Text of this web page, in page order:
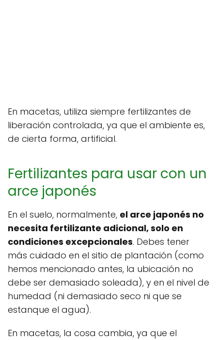
En macetas, utiliza siempre fertilizantes de
liberación controlada, ya que el ambiente es,
de cierta forma, artificial.
Fertilizantes para usar con un
arce japonés
En el suelo, normalmente, el arce japonés no
necesita fertilizante adicional, solo en
condiciones excepcionales. Debes tener
más cuidado en el sitio de plantación (como
hemos mencionado antes, la ubicación no
debe ser demasiado soleada), y en el nivel de
humedad (ni demasiado seco ni que se
estanque el agua).
En macetas, la cosa cambia, ya que el